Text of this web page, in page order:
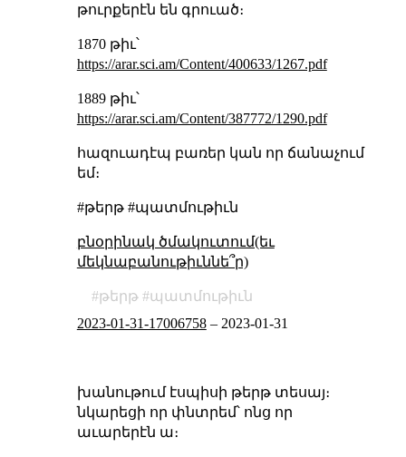
թուրքերէն են գրուած։
1870 թիւ՝
https://arar.sci.am/Content/400633/1267.pdf
1889 թիւ՝
https://arar.sci.am/Content/387772/1290.pdf
հազուադէպ բառեր կան որ ճանաչում
եմ։
#թերթ #պատմութիւն
բնօրինակ ծմակուտում(եւ
մեկնաբանութիւննե՞ր)
թերթ
պատմութիւն
2023-01-31-17006758– 2023-01-31
խանութում էսպիսի թերթ տեսայ։
նկարեցի որ փնտրեմ՝ ոնց որ
աւարերէն ա։